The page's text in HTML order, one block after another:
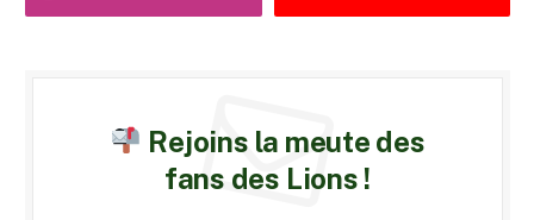
Rejoins la meute des
fans des Lions !